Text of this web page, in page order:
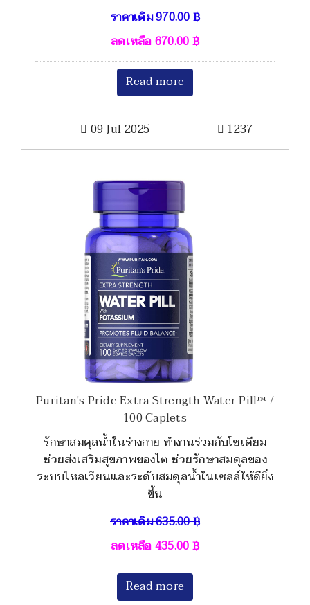
ราคาเดิม970.00฿
ลดเหลือ670.00฿
Read more
09 Jul 2025 1237
Puritan's Pride Extra Strength Water Pill™ /
100 Caplets
รักษาสมดุลน้ำในร่างกาย ทำงานร่วมกับโซเดียม
ช่วยส่งเสริมสุขภาพของไต ช่วยรักษาสมดุลของ
ระบบไหลเวียนและระดับสมดุลน้ำในเซลล์ให้ดียิ่ง
ขึ้น
ราคาเดิม635.00฿
ลดเหลือ435.00฿
Read more